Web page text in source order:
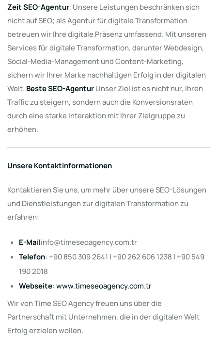
Zeit SEO-Agentur, Unsere Leistungen beschränken sich
nicht auf SEO; als Agentur für digitale Transformation
betreuen wir Ihre digitale Präsenz umfassend. Mit unseren
Services für digitale Transformation, darunter Webdesign,
Social-Media-Management und Content-Marketing,
sichern wir Ihrer Marke nachhaltigen Erfolg in der digitalen
Welt. Beste SEO-AgenturUnser Ziel ist es nicht nur, Ihren
Traffic zu steigern, sondern auch die Konversionsraten
durch eine starke Interaktion mit Ihrer Zielgruppe zu
erhöhen.
Unsere Kontaktinformationen
Kontaktieren Sie uns, um mehr über unsere SEO-Lösungen
und Dienstleistungen zur digitalen Transformation zu
erfahren:
E-Mailinfo@timeseoagency.com.tr
Telefon: +90 850 309 2641 | +90 262 606 1238 | +90 549
190 2018
Webseite: www.timeseoagency.com.tr
Wir von Time SEO Agency freuen uns über die
Partnerschaft mit Unternehmen, die in der digitalen Welt
Erfolg erzielen wollen.